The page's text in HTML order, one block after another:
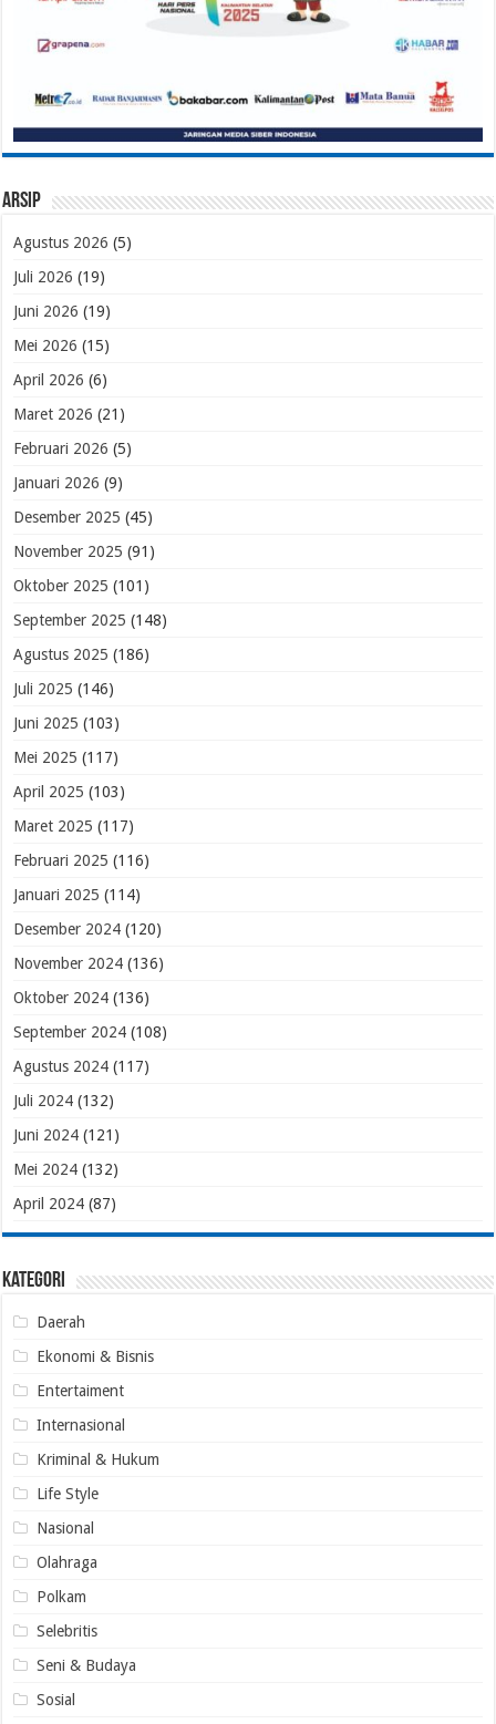
Arsip
Agustus 2026 (5)
Juli 2026 (19)
Juni 2026 (19)
Mei 2026 (15)
April 2026 (6)
Maret 2026 (21)
Februari 2026 (5)
Januari 2026 (9)
Desember 2025 (45)
November 2025 (91)
Oktober 2025 (101)
September 2025 (148)
Agustus 2025 (186)
Juli 2025 (146)
Juni 2025 (103)
Mei 2025 (117)
April 2025 (103)
Maret 2025 (117)
Februari 2025 (116)
Januari 2025 (114)
Desember 2024 (120)
November 2024 (136)
Oktober 2024 (136)
September 2024 (108)
Agustus 2024 (117)
Juli 2024 (132)
Juni 2024 (121)
Mei 2024 (132)
April 2024 (87)
Kategori
Daerah
Ekonomi & Bisnis
Entertaiment
Internasional
Kriminal & Hukum
Life Style
Nasional
Olahraga
Polkam
Selebritis
Seni & Budaya
Sosial